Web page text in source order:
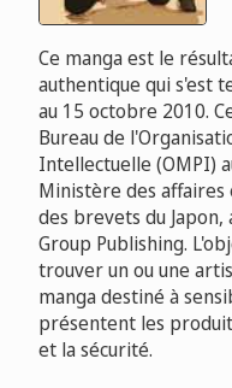
Ce manga est le
authentique qui s'est
au 15 octobre 2010.
Bureau de
Intellectuelle (OMPI)
Ministère des affaires
des brevets du
Group Publishing.
trouver un ou une
manga destiné à
présentent les
et la sécurité.